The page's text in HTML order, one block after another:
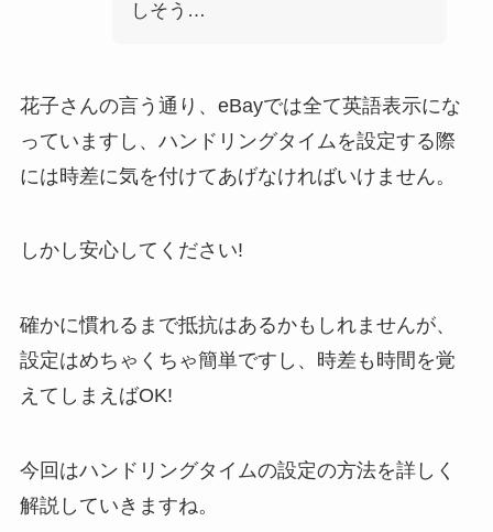
しそう…
花子さんの言う通り、eBayでは全て英語表示にな
っていますし、ハンドリングタイムを設定する際
には時差に気を付けてあげなければいけません。
しかし安心してください!
確かに慣れるまで抵抗はあるかもしれませんが、
設定はめちゃくちゃ簡単ですし、時差も時間を覚
えてしまえばOK!
今回はハンドリングタイムの設定の方法を詳しく
解説していきますね。